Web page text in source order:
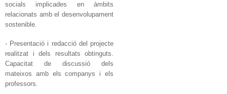
socials implicades en àmbits
relacionats amb el desenvolupament
sostenible.
- Presentació i redacció del projecte
realitzat i dels resultats obtinguts.
Capacitat de discussió dels
mateixos amb els companys i els
professors.